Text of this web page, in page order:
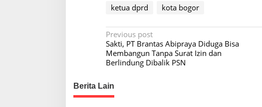
ketua dprd
kota bogor
P
o
s
n
Previous post
Sakti, PT Brantas Abipraya Diduga Bisa
Membangun Tanpa Surat Izin dan
Berlindung Dibalik PSN
Berita Lain